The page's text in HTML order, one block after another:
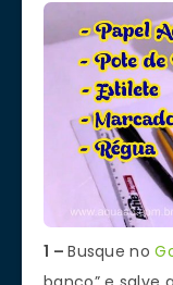
1 –Busque no